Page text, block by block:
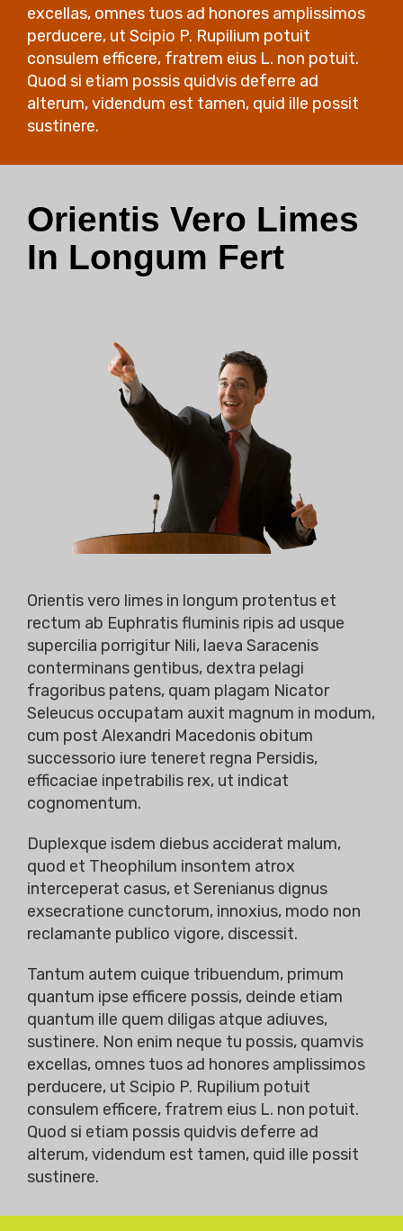
excellas, omnes tuos ad honores amplissimos
perducere, ut Scipio P. Rupilium potuit
consulem efficere, fratrem eius L. non potuit.
Quod si etiam possis quidvis deferre ad
alterum, videndum est tamen, quid ille possit
sustinere.
Orientis Vero Limes
In Longum Fert
Orientis vero limes in longum protentus et
rectum ab Euphratis fluminis ripis ad usque
supercilia porrigitur Nili, laeva Saracenis
conterminans gentibus, dextra pelagi
fragoribus patens, quam plagam Nicator
Seleucus occupatam auxit magnum in modum,
cum post Alexandri Macedonis obitum
successorio iure teneret regna Persidis,
efficaciae inpetrabilis rex, ut indicat
cognomentum.
Duplexque isdem diebus acciderat malum,
quod et Theophilum insontem atrox
interceperat casus, et Serenianus dignus
exsecratione cunctorum, innoxius, modo non
reclamante publico vigore, discessit.
Tantum autem cuique tribuendum, primum
quantum ipse efficere possis, deinde etiam
quantum ille quem diligas atque adiuves,
sustinere. Non enim neque tu possis, quamvis
excellas, omnes tuos ad honores amplissimos
perducere, ut Scipio P. Rupilium potuit
consulem efficere, fratrem eius L. non potuit.
Quod si etiam possis quidvis deferre ad
alterum, videndum est tamen, quid ille possit
sustinere.